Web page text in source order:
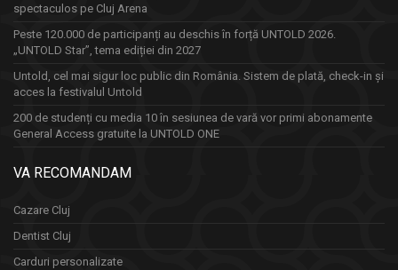
spectaculos pe Cluj Arena
Peste 120.000 de participanți au deschis în forță UNTOLD 2026.
„UNTOLD Star”, tema ediției din 2027
Untold, cel mai sigur loc public din România. Sistem de plată, check-in și
acces la festivalul Untold
200 de studenți cu media 10 în sesiunea de vară vor primi abonamente
General Access gratuite la UNTOLD ONE
VA RECOMANDAM
Cazare Cluj
Dentist Cluj
Carduri personalizate